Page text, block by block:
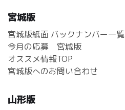
宮城版
宮城版紙面 バックナンバー一覧
今月の応募 宮城版
オススメ情報TOP
宮城版へのお問い合わせ
山形版